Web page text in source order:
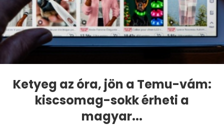
Ketyeg az óra, jön a Temu-vám:
kiscsomag-sokk érheti a
magyar...